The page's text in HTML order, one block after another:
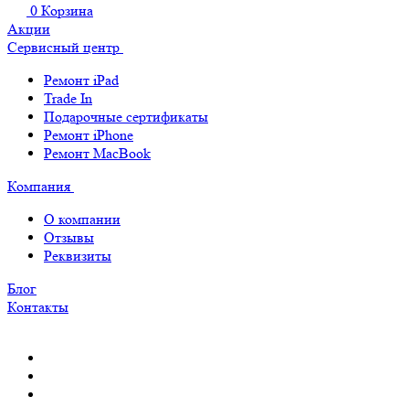
0 Корзина
Акции
Сервисный центр
Ремонт iPad
Trade In
Подарочные сертификаты
Ремонт iPhone
Ремонт MacBook
Компания
О компании
Отзывы
Реквизиты
Блог
Контакты